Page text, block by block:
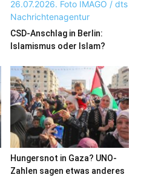
CSD-Anschlag in Berlin:
Islamismus oder Islam?
Hungersnot in Gaza? UNO-
Zahlen sagen etwas anderes